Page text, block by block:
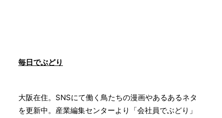
毎日でぶどり
大阪在住。SNSにて働く鳥たちの漫画やあるあるネタ
を更新中。産業編集センターより「会社員でぶどり」